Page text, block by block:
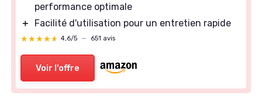
performance optimale
＋
Facilité d'utilisation pour un entretien rapide
★★★★★
★★★★★ 4,6/5 — 651 avis
Voir l'offre